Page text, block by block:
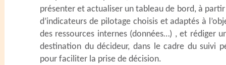
présenter et actualiser un tableau de bord, à
d’indicateurs de pilotage choisis et adaptés à
des ressources internes (données…) , et rédiger
destination du décideur, dans le cadre du suivi
pour faciliter la prise de décision.